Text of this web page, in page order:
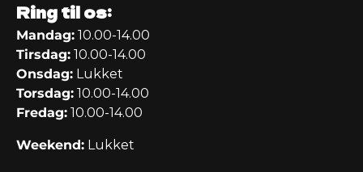
Ring til os:
Mandag: 10.00-14.00
Tirsdag: 10.00-14.00
Onsdag: Lukket
Torsdag: 10.00-14.00
Fredag: 10.00-14.00
Weekend: Lukket